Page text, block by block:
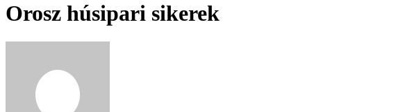
Orosz húsipari sikerek